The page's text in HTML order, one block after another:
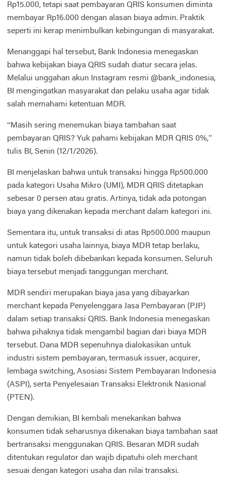
Rp15.000, tetapi saat pembayaran QRIS konsumen diminta
membayar Rp16.000 dengan alasan biaya admin. Praktik
seperti ini kerap menimbulkan kebingungan di masyarakat.
Menanggapi hal tersebut, Bank Indonesia menegaskan
bahwa kebijakan biaya QRIS sudah diatur secara jelas.
Melalui unggahan akun Instagram resmi @bank_indonesia,
BI mengingatkan masyarakat dan pelaku usaha agar tidak
salah memahami ketentuan MDR.
“Masih sering menemukan biaya tambahan saat
pembayaran QRIS? Yuk pahami kebijakan MDR QRIS 0%,”
tulis BI, Senin (12/1/2026).
BI menjelaskan bahwa untuk transaksi hingga Rp500.000
pada kategori Usaha Mikro (UMI), MDR QRIS ditetapkan
sebesar 0 persen atau gratis. Artinya, tidak ada potongan
biaya yang dikenakan kepada merchant dalam kategori ini.
Sementara itu, untuk transaksi di atas Rp500.000 maupun
untuk kategori usaha lainnya, biaya MDR tetap berlaku,
namun tidak boleh dibebankan kepada konsumen. Seluruh
biaya tersebut menjadi tanggungan merchant.
MDR sendiri merupakan biaya jasa yang dibayarkan
merchant kepada Penyelenggara Jasa Pembayaran (PJP)
dalam setiap transaksi QRIS. Bank Indonesia menegaskan
bahwa pihaknya tidak mengambil bagian dari biaya MDR
tersebut. Dana MDR sepenuhnya dialokasikan untuk
industri sistem pembayaran, termasuk issuer, acquirer,
lembaga switching, Asosiasi Sistem Pembayaran Indonesia
(ASPI), serta Penyelesaian Transaksi Elektronik Nasional
(PTEN).
Dengan demikian, BI kembali menekankan bahwa
konsumen tidak seharusnya dikenakan biaya tambahan saat
bertransaksi menggunakan QRIS. Besaran MDR sudah
ditentukan regulator dan wajib dipatuhi oleh merchant
sesuai dengan kategori usaha dan nilai transaksi.